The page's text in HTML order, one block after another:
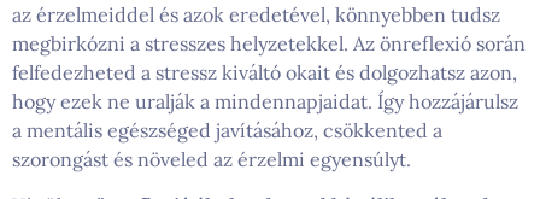
az érzelmeiddel és azok eredetével, könnyebben tudsz
megbirkózni a stresszes helyzetekkel. Az önreflexió során
felfedezheted a stressz kiváltó okait és dolgozhatsz azon,
hogy ezek ne uralják a mindennapjaidat. Így hozzájárulsz
a mentális egészséged javításához, csökkented a
szorongást és növeled az érzelmi egyensúlyt.